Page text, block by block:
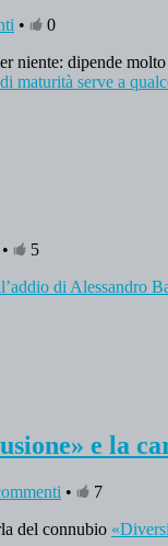
•
0
niente: dipende
maturità serve a
•
5
di Alessandro
e la
•
7
del connubio